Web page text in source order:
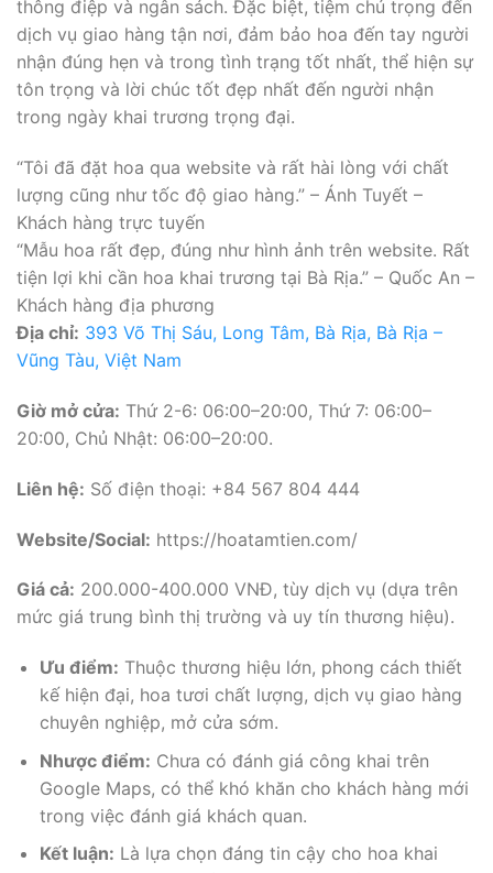
thông điệp và ngân sách. Đặc biệt, tiệm chú trọng đến
dịch vụ giao hàng tận nơi, đảm bảo hoa đến tay người
nhận đúng hẹn và trong tình trạng tốt nhất, thể hiện sự
tôn trọng và lời chúc tốt đẹp nhất đến người nhận
trong ngày khai trương trọng đại.
“Tôi đã đặt hoa qua website và rất hài lòng với chất
lượng cũng như tốc độ giao hàng.” – Ánh Tuyết –
Khách hàng trực tuyến
“Mẫu hoa rất đẹp, đúng như hình ảnh trên website. Rất
tiện lợi khi cần hoa khai trương tại Bà Rịa.” – Quốc An –
Khách hàng địa phương
Địa chỉ: 393 Võ Thị Sáu, Long Tâm, Bà Rịa, Bà Rịa –
Vũng Tàu, Việt Nam
Giờ mở cửa: Thứ 2-6: 06:00–20:00, Thứ 7: 06:00–
20:00, Chủ Nhật: 06:00–20:00.
Liên hệ: Số điện thoại: +84 567 804 444
Website/Social: https://hoatamtien.com/
Giá cả: 200.000-400.000 VNĐ, tùy dịch vụ (dựa trên
mức giá trung bình thị trường và uy tín thương hiệu).
Ưu điểm: Thuộc thương hiệu lớn, phong cách thiết
kế hiện đại, hoa tươi chất lượng, dịch vụ giao hàng
chuyên nghiệp, mở cửa sớm.
Nhược điểm: Chưa có đánh giá công khai trên
Google Maps, có thể khó khăn cho khách hàng mới
trong việc đánh giá khách quan.
Kết luận: Là lựa chọn đáng tin cậy cho hoa khai